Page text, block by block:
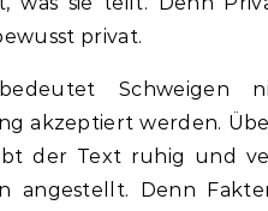
privat.
Schweigen
akzeptiert werden.
der Text ruhig und
angestellt. Denn